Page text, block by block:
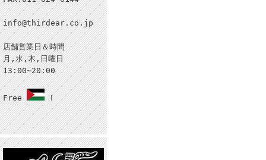
info@thirdear.co.jp
店舗営業日＆時間
月,水,木,日曜日
13:00~20:00
Free !